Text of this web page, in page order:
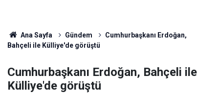
Ana Sayfa Gündem
Cumhurbaşkanı Erdoğan,
Bahçeli ile Külliye'de görüştü
Cumhurbaşkanı Erdoğan, Bahçeli ile
Külliye'de görüştü